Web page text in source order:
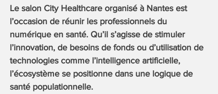
Le salon City Healthcare organisé à Nantes est
l’occasion de réunir les professionnels du
numérique en santé. Qu’il s’agisse de stimuler
l’innovation, de besoins de fonds ou d’utilisation de
technologies comme l’intelligence artificielle,
l’écosystème se positionne dans une logique de
santé populationnelle.